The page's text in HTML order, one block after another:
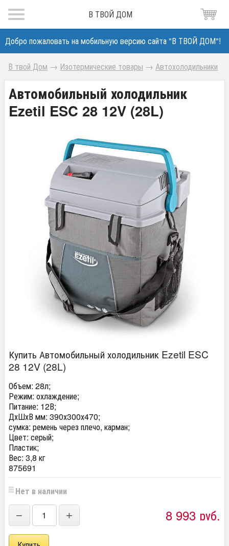
В ТВОЙ ДОМ
Добро пожаловать на мобильную версию сайта "В ТВОЙ ДОМ"!
В твой Дом → Изотермические товары → Автохолодильники
Автомобильный холодильник
Ezetil ESC 28 12V (28L)
Купить Автомобильный холодильник Ezetil ESC
28 12V (28L)
Объем: 28л;
Режим: охлаждение;
Питание: 12В;
ДхШхВ мм: 390х300х470;
сумка: ремень через плечо, карман;
Цвет: серый;
Пластик;
Вес: 3,8 кг
875691
Нет в наличии
− + 8 993 руб.